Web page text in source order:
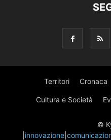
Territori Cronaca
Cultura e Società
©
innovazione